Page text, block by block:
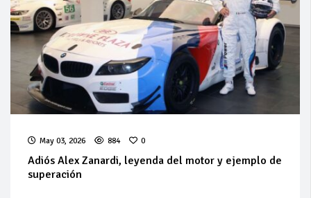
May 03, 2026 884 0
Adiós Alex Zanardi, leyenda del motor y ejemplo de
superación